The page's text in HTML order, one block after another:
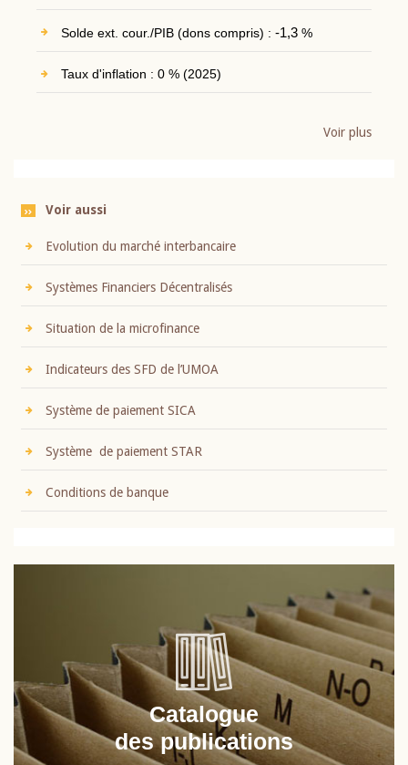
Solde ext. cour./PIB (dons compris) : -1,3%
Taux d'inflation : 0 % (2025)
Voir plus
Voir aussi
Evolution du marché interbancaire
Systèmes Financiers Décentralisés
Situation de la microfinance
Indicateurs des SFD de l’UMOA
Système de paiement SICA
Système de paiement STAR
Conditions de banque
Catalogue
des publications